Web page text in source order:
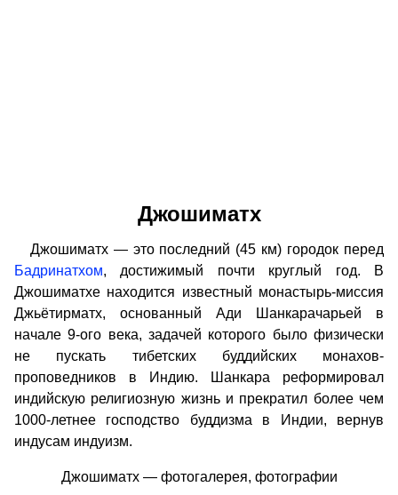
Джошиматх
Джошиматх — это последний (45 км) городок перед
Бадринатхом, достижимый почти круглый год. В
Джошиматхе находится известный монастырь-миссия
Джьётирматх, основанный Ади Шанкарачарьей в
начале 9-ого века, задачей которого было физически
не пускать тибетских буддийских монахов-
проповедников в Индию. Шанкара реформировал
индийскую религиозную жизнь и прекратил более чем
1000-летнее господство буддизма в Индии, вернув
индусам индуизм.
Джошиматх — фотогалерея, фотографии